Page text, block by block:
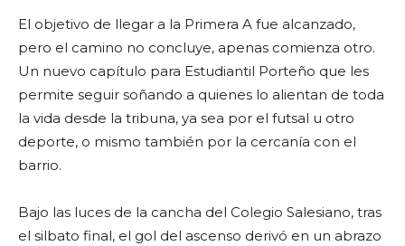
El objetivo de llegar a la Primera A fue alcanzado,
pero el camino no concluye, apenas comienza otro.
Un nuevo capítulo para Estudiantil Porteño que les
permite seguir soñando a quienes lo alientan de toda
la vida desde la tribuna, ya sea por el futsal u otro
deporte, o mismo también por la cercanía con el
barrio.
Bajo las luces de la cancha del Colegio Salesiano, tras
el silbato final, el gol del ascenso derivó en un abrazo